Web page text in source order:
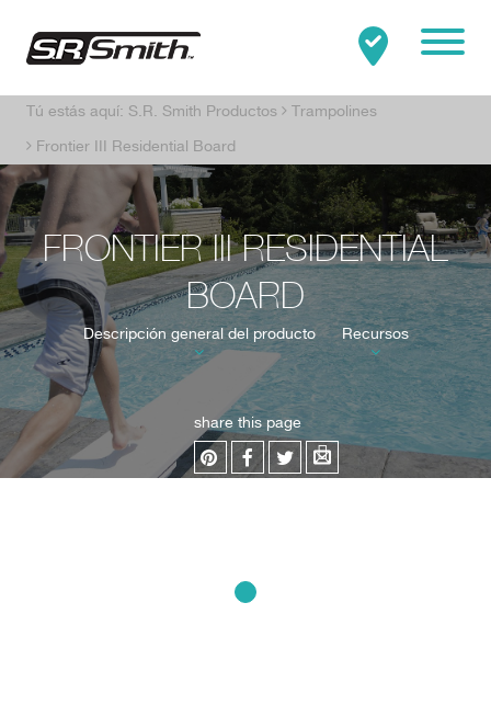
Mobile
Tú estás aquí: S.R. Smith Productos Trampolines
Frontier III Residential Board
FRONTIER III RESIDENTIAL
BOARD
Descripción general del producto Recursos
share this page